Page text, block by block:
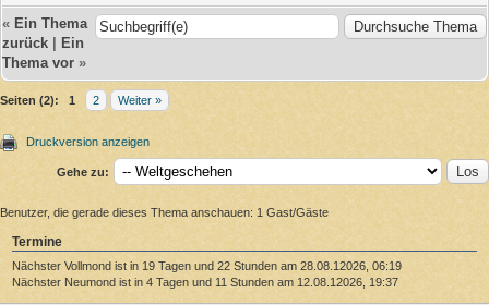
« Ein Thema
zurück
Ein
Thema vor »
Seiten (2): 1 2 Weiter »
Druckversion anzeigen
Gehe zu:
Benutzer, die gerade dieses Thema anschauen: 1 Gast/Gäste
Termine
Nächster Vollmond ist in 19 Tagen und 22 Stunden am 28.08.12026, 06:19
Nächster Neumond ist in 4 Tagen und 11 Stunden am 12.08.12026, 19:37